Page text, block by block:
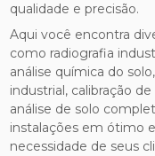
qualidade e precisão.
Aqui você encontra
como radiografia
análise química do
industrial, calibração
análise de solo
instalações em ótimo
necessidade de seus